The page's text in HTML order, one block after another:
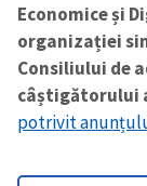
Economice și
organizației
Consiliului de
câștigătorului
potrivit